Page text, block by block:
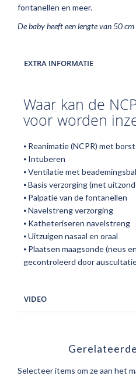
fontanellen en meer.
De baby heeft een lengte van 50
EXTRA INFORMATIE
Waar kan de
voor worden
⦁ Reanimatie (NCPR) met
⦁ Intuberen
⦁ Ventilatie met
⦁ Basis verzorging (met
⦁ Palpatie van de fontanellen
⦁ Navelstreng verzorging
⦁ Katheteriseren navelstreng
⦁ Uitzuigen nasaal en oraal
⦁ Plaatsen maagsonde (neus
gecontroleerd door
VIDEO
Selecteer items om ze aan het